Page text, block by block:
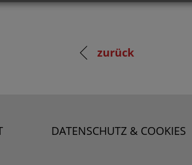
zurück
DATENSCHUTZ & COOKIES